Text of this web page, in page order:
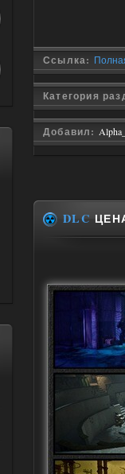
Ссылка:
Категория
Добавил:
DLC